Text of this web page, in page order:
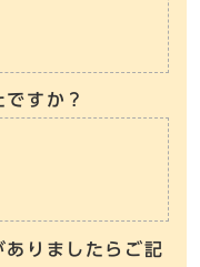
すか？
ありましたらご記